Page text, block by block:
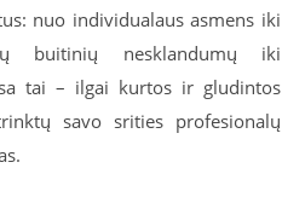
nuo individualaus asmens iki
buitinių nesklandumų iki
tai – ilgai kurtos ir gludintos
savo srities profesionalų